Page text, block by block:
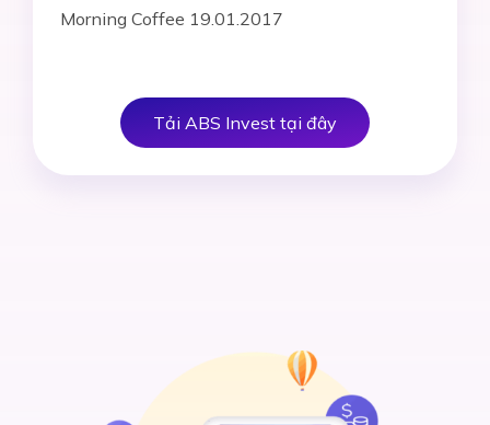
Morning Coffee 19.01.2017
Tải ABS Invest tại đây